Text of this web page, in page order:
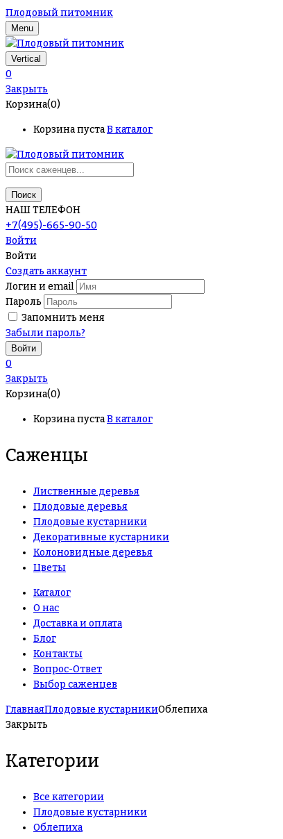
Плодовый питомник
Menu
Vertical
0
Закрыть
Корзина(0)
Корзина пустаВ каталог
Поиск
НАШ ТЕЛЕФОН
+7(495)-665-90-50
Войти
Войти
Создать аккаунт
Логин и email
Пароль
Запомнить меня
Забыли пароль?
0
Закрыть
Корзина(0)
Корзина пустаВ каталог
Саженцы
Лиственные деревья
Плодовые деревья
Плодовые кустарники
Декоративные кустарники
Колоновидные деревья
Цветы
Каталог
О нас
Доставка и оплата
Блог
Контакты
Вопрос-Ответ
Выбор саженцев
ГлавнаяПлодовые кустарникиОблепиха
Закрыть
Категории
Все категории
Плодовые кустарники
Облепиха